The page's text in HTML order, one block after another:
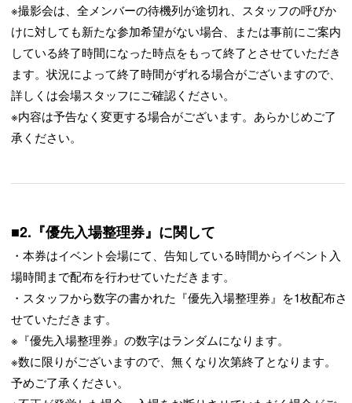
※撮影会は、全メンバーの待機列が途切れ、スタッフの呼びか
けに対しても新たな参加希望がない場合、または事前にご案内
している終了時間になった時点をもって終了とさせていただき
ます。状況によって終了時間がずれる場合がございますので、
詳しくは会場スタッフにご確認ください。
※内容は予告なく変更する場合がございます。あらかじめご了
承ください。
■2.『優先入場整理券』に関して
・本券はイベント会場にて、告知している時間からイベント入
場時間まで配布を行わせていただきます。
・スタッフから数字の書かれた『優先入場整理券』を1枚配布さ
せていただきます。
※『優先入場整理券』の数字はランダムになります。
※数に限りがございますので、無くなり次第終了となります。
予めご了承ください。